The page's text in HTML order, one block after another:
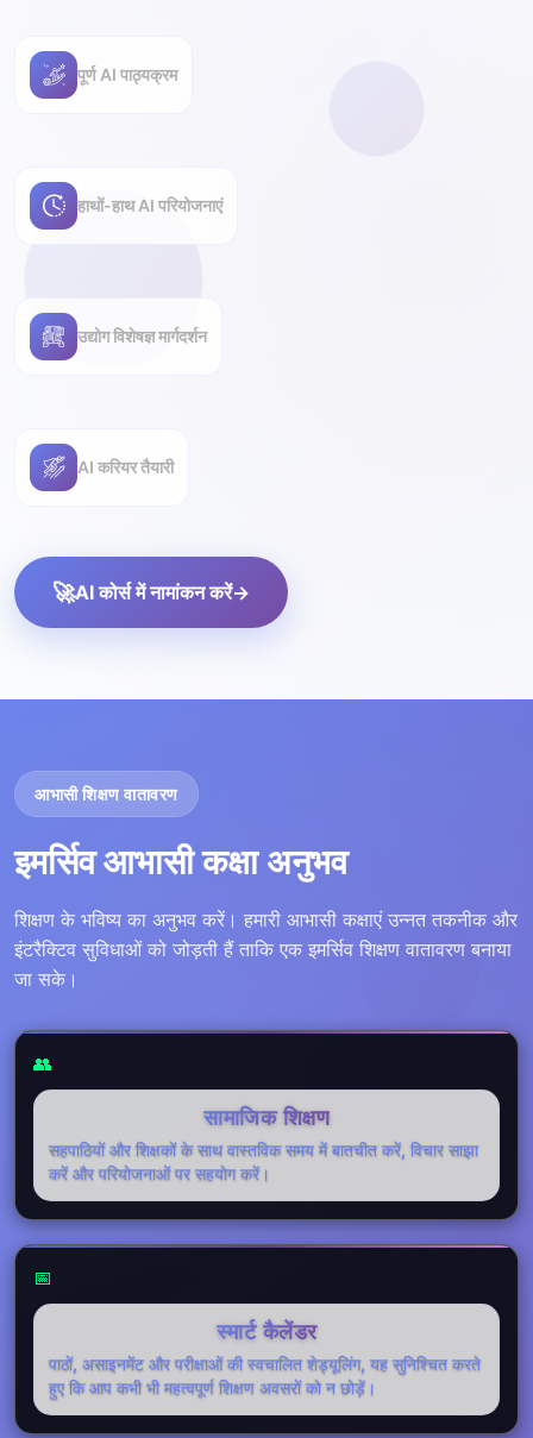
पूर्ण AI पाठ्यक्रम
हाथों-हाथ AI परियोजनाएं
उद्योग विशेषज्ञ मार्गदर्शन
AI करियर तैयारी
🚀AI कोर्स में नामांकन करें→
आभासी शिक्षण वातावरण
इमर्सिव आभासी कक्षा अनुभव
शिक्षण के भविष्य का अनुभव करें। हमारी आभासी कक्षाएं उन्नत तकनीक और
इंटरैक्टिव सुविधाओं को जोड़ती हैं ताकि एक इमर्सिव शिक्षण वातावरण बनाया
जा सके।
👥
सामाजिक शिक्षण
सहपाठियों और शिक्षकों के साथ वास्तविक समय में बातचीत करें, विचार साझा
करें और परियोजनाओं पर सहयोग करें।
📅
स्मार्ट कैलेंडर
पाठों, असाइनमेंट और परीक्षाओं की स्वचालित शेड्यूलिंग, यह सुनिश्चित करते
हुए कि आप कभी भी महत्वपूर्ण शिक्षण अवसरों को न छोड़ें।